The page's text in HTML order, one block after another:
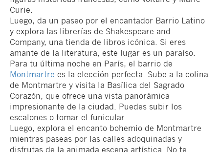
Curie.
Luego, da un paseo por el encantador Barrio Latino
y explora las librerías de Shakespeare and
Company, una tienda de libros icónica. Si eres
amante de la literatura, este lugar es un paraíso.
Para tu última noche en París, el barrio de
Montmartre es la elección perfecta. Sube a la colina
de Montmartre y visita la Basílica del Sagrado
Corazón, que ofrece una vista panorámica
impresionante de la ciudad. Puedes subir los
escalones o tomar el funicular.
Luego, explora el encanto bohemio de Montmartre
mientras paseas por las calles adoquinadas y
disfrutas de la animada escena artística. No te